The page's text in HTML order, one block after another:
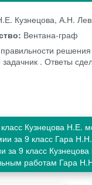
Кузнецова, А.Н.
Вентана-граф
. Ответы
Кузнецова Н.Е.
за 9 класс Гара
за 9 класс
работам Гара